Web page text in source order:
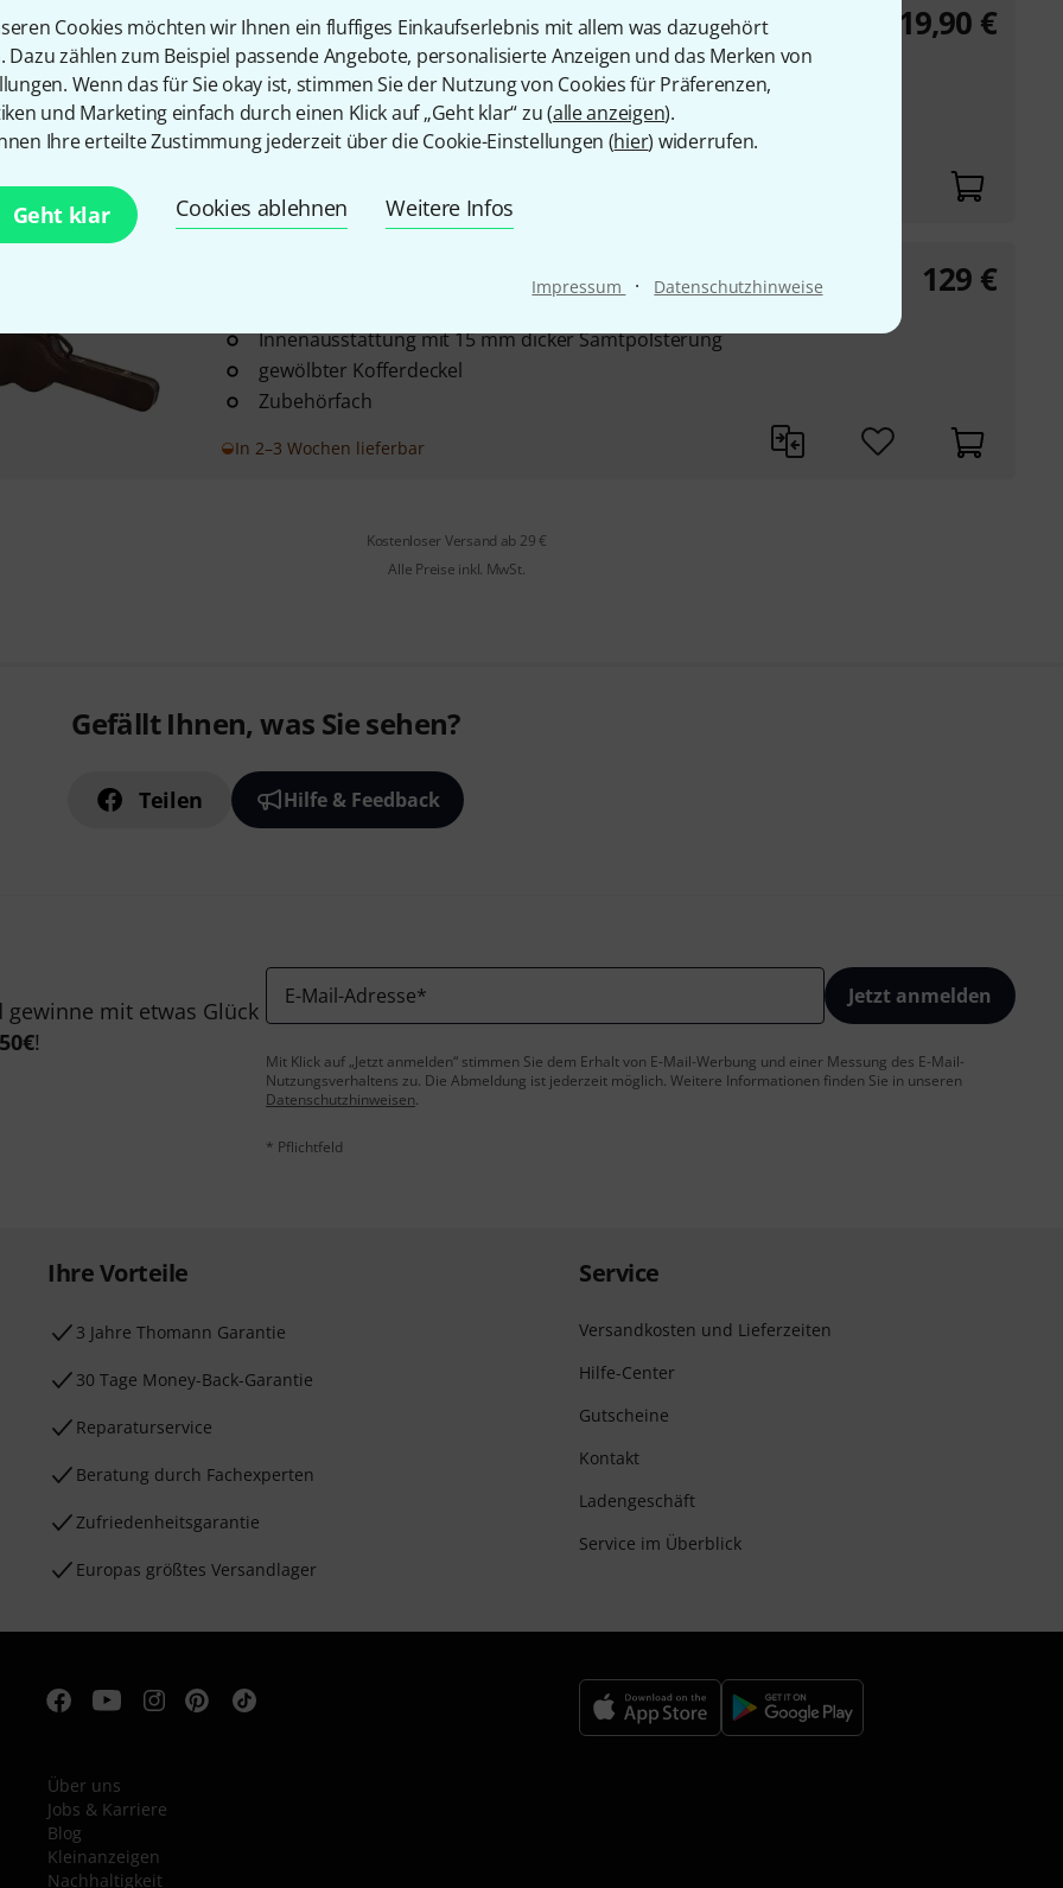
Cookies möchten wir Ihnen ein fluffiges Einkaufserlebnis mit allem was dazugehört
Dazu zählen zum Beispiel passende Angebote, personalisierte Anzeigen und das Merken von
Wenn das für Sie okay ist, stimmen Sie der Nutzung von Cookies für Präferenzen,
und Marketing einfach durch einen Klick auf „Geht klar“ zu (alle anzeigen).
Ihre erteilte Zustimmung jederzeit über die Cookie-Einstellungen (hier) widerrufen.
Geht klar Cookies ablehnen Weitere Infos
Impressum · Datenschutzhinweise
Ortega Case Backpack Strap
34
passend für alle Formkoffer
keine Ösen oder Montagearbeiten erforderlich
verstellbare Nylonbänder mit Klippverschlüssen
19,90 €
Innenausstattung mit 15 mm dicker Samtpolsterung
gewölbter Kofferdeckel
Zubehörfach
In 2–3 Wochen lieferbar
129 €
Kostenloser Versand ab 29 €
Alle Preise inkl. MwSt.
Gefällt Ihnen, was Sie sehen?
Teilen Hilfe & Feedback
mit etwas Glück
50€!
E-Mail-Adresse* Jetzt anmelden
Mit Klick auf „Jetzt anmelden“ stimmen Sie dem Erhalt von E-Mail-Werbung und einer Messung des E-Mail-
Nutzungsverhaltens zu. Die Abmeldung ist jederzeit möglich. Weitere Informationen finden Sie in unseren
Datenschutzhinweisen.
* Pflichtfeld
Ihre Vorteile
3 Jahre Thomann Garantie
30 Tage Money-Back-Garantie
Reparaturservice
Beratung durch Fachexperten
Zufriedenheitsgarantie
Europas größtes Versandlager
Service
Versandkosten und Lieferzeiten
Hilfe-Center
Gutscheine
Kontakt
Ladengeschäft
Service im Überblick
Über uns
Jobs & Karriere
Blog
Kleinanzeigen
Nachhaltigkeit